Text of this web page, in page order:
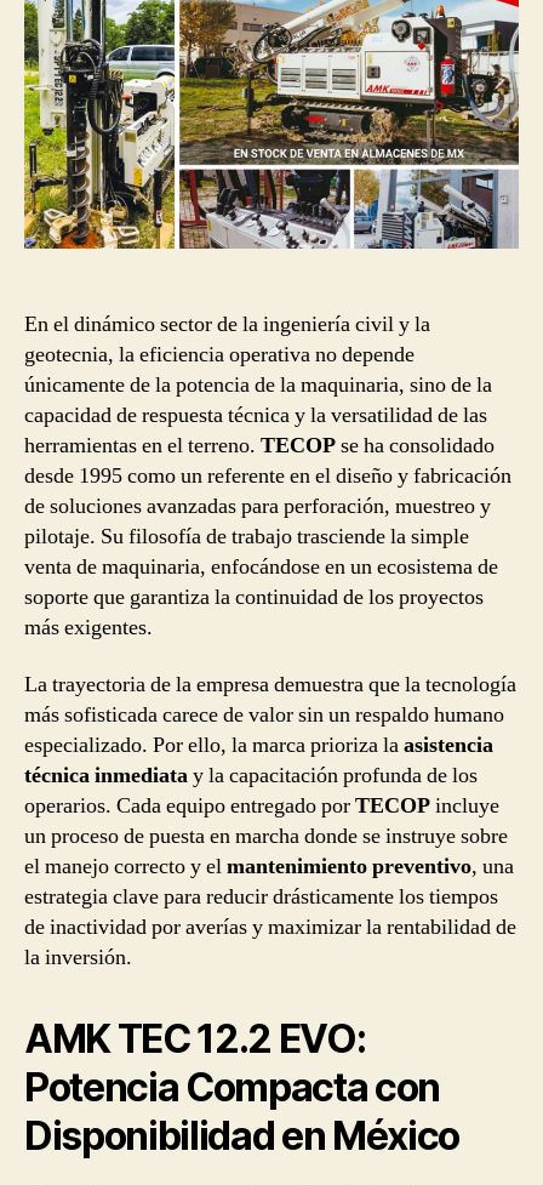
En el dinámico sector de la ingeniería civil y la
geotecnia, la eficiencia operativa no depende
únicamente de la potencia de la maquinaria, sino de la
capacidad de respuesta técnica y la versatilidad de las
herramientas en el terreno. TECOPse ha consolidado
desde 1995 como un referente en el diseño y fabricación
de soluciones avanzadas para perforación, muestreo y
pilotaje. Su filosofía de trabajo trasciende la simple
venta de maquinaria, enfocándose en un ecosistema de
soporte que garantiza la continuidad de los proyectos
más exigentes.
La trayectoria de la empresa demuestra que la tecnología
más sofisticada carece de valor sin un respaldo humano
especializado. Por ello, la marca prioriza laasistencia
técnica inmediatay la capacitación profunda de los
operarios. Cada equipo entregado porTECOPincluye
un proceso de puesta en marcha donde se instruye sobre
el manejo correcto y elmantenimiento preventivo, una
estrategia clave para reducir drásticamente los tiempos
de inactividad por averías y maximizar la rentabilidad de
la inversión.
AMK TEC 12.2 EVO:
Potencia Compacta con
Disponibilidad en México